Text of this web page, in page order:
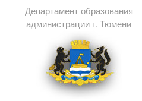
Департамент образования
администрации г. Тюмени